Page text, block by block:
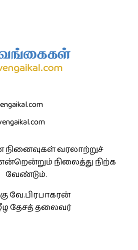
நினைவுகள் வரலாற்றுச்
நிலைத்து நிற்க
வேண்டும்.
வே.பிரபாகரன்
தேசத் தலைவர்